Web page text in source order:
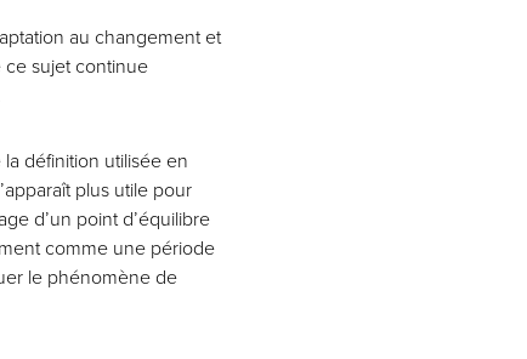
au changement et
sujet continue
définition utilisée en
plus utile pour
d’un point d’équilibre
comme une période
le phénomène de